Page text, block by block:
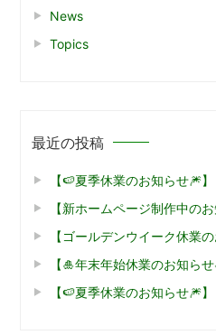
News
Topics
最近の投稿
【🍉夏季休業のお知らせ🎆】
【新ホームページ制作中のお
【ゴールデンウイーク休業の
【🎍年末年始休業のお知らせ
【🍉夏季休業のお知らせ🎆】